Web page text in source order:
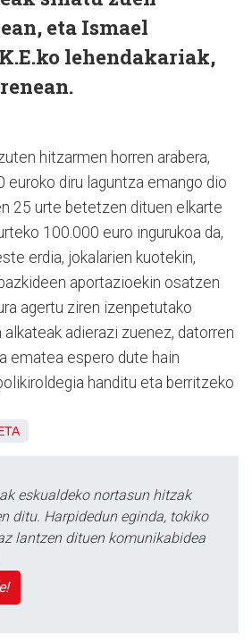
eta Ismael
lehendakariak,
hitzarmen horren arabera,
euroko diru laguntza emango dio
25 urte betetzen dituen elkarte
100.000 euro ingurukoa da,
erdia, jokalarien kuotekin,
aportazioekin osatzen
agertu ziren izenpetutako
adierazi zuenez, datorren
ematea espero dute hain
handitu eta berritzeko
eskualdeko nortasun hitzak
ditu. Harpidedun eginda, tokiko
lantzen dituen komunikabidea